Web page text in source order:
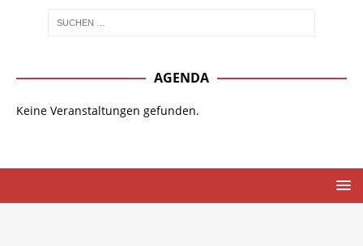
AGENDA
Keine Veranstaltungen gefunden.